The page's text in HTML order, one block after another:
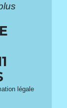
légale